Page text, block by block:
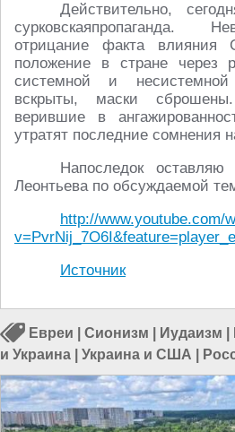
Действительно,
сурковскаяпропаганда.
отрицание факта влияния
положение в стране через
системной и
вскрыты, маски
верившие в
утратят последние сомнения
Напоследок
Леонтьева по обсуждаемой
http://www.youtube.com/
Источник
Евреи Сионизм Иудаизм
и Украина
Украина и США